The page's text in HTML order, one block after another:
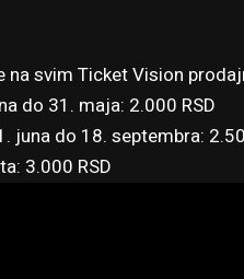
na svim Ticket Vision
do 31. maja: 2.000 RSD
juna do 18. septembra:
3.000 RSD